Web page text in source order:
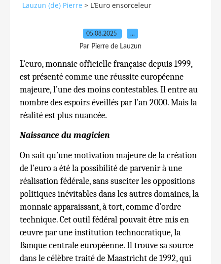
Lauzun (de) Pierre > L’Euro ensorceleur
05.08.2025 …
Par Pierre de Lauzun
L’euro, monnaie officielle française depuis 1999,
est présenté comme une réussite européenne
majeure, l’une des moins contestables. Il entre au
nombre des espoirs éveillés par l’an 2000. Mais la
réalité est plus nuancée.
Naissance du magicien
On sait qu’une motivation majeure de la création
de l’euro a été la possibilité de parvenir à une
réalisation fédérale, sans susciter les oppositions
politiques inévitables dans les autres domaines, la
monnaie apparaissant, à tort, comme d’ordre
technique. Cet outil fédéral pouvait être mis en
œuvre par une institution technocratique, la
Banque centrale européenne. Il trouve sa source
dans le célèbre traité de Maastricht de 1992, qui